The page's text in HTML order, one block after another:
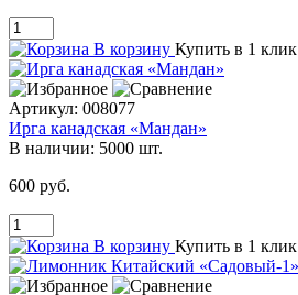
В корзину Купить в 1 клик
Артикул: 008077
Ирга канадская «Мандан»
В наличии: 5000 шт.
600 руб.
В корзину Купить в 1 клик